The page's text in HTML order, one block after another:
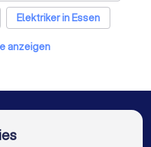
Elektriker in Essen
Elektriker in Nürnberg
Elektriker in Wuppertal
anzeigen